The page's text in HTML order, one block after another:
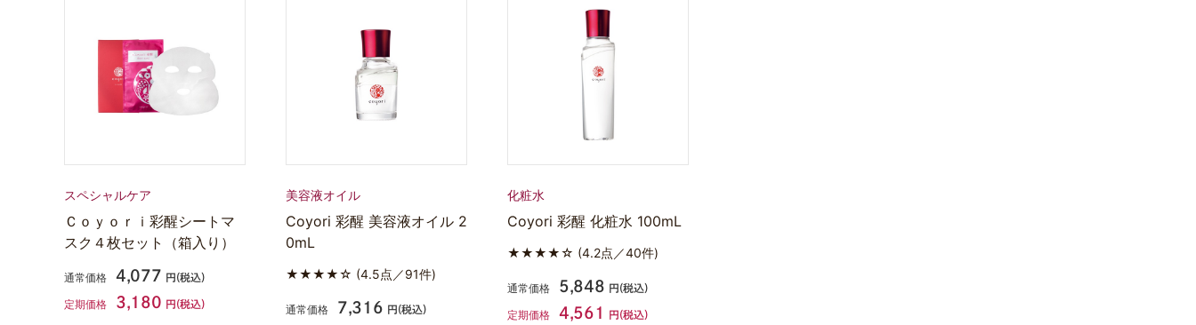
スペシャルケア
Ｃｏｙｏｒｉ彩醒シートマ
スク４枚セット（箱入り）
通常価格 4,077 円(税込)
定期価格 3,180 円(税込)
美容液オイル
Coyori 彩醒 美容液オイル 2
0mL
★★★★☆ (4.5点／91件)
通常価格 7,316 円(税込)
化粧水
Coyori 彩醒 化粧水 100mL
★★★★☆ (4.2点／40件)
通常価格 5,848 円(税込)
定期価格 4,561 円(税込)